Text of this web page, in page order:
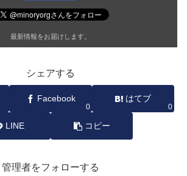
最新情報をお届けします。
シェアする
Facebook
0
はてブ
0
LINE コピー
管理者をフォローする